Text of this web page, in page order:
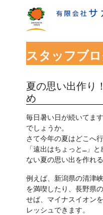
スタッフブ
夏の思い出作り
め
毎日暑い日が続いてま
でしょうか。
さて今年の夏はどこへ
「遠出はちょっと…」
ない夏の思い出を作れ
例えば、新潟県の清津
を満喫したり、長野県
せば、マイナスイオン
レッシュできます。